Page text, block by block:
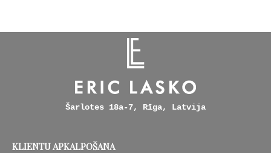
Šarlotes 18a-7, Rīga, Latvija
KLIENTU APKALPOŠANA